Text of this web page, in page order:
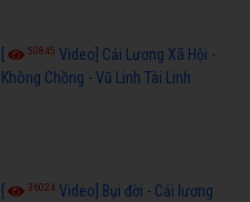
50845 Video] Cải Lương Xã Hội -
Không Chồng - Vũ Linh Tài Linh
36024 Video] Bụi đời - Cải lương